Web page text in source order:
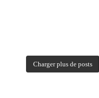
Charger plus de posts